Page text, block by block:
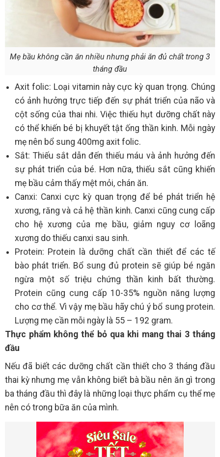
Mẹ bầu không cần ăn nhiều nhưng phải ăn đủ chất trong 3
tháng đầu
Axit folic: Loại vitamin này cực kỳ quan trọng. Chúng
có ảnh hưởng trực tiếp đến sự phát triển của não và
cột sống của thai nhi. Việc thiếu hụt dưỡng chất này
có thể khiến bé bị khuyết tật ống thần kinh. Mỗi ngày
mẹ nên bổ sung 400mg axit folic.
Sắt: Thiếu sắt dẫn đến thiếu máu và ảnh hưởng đến
sự phát triển của bé. Hơn nữa, thiếu sắt cũng khiến
mẹ bầu cảm thấy mệt mỏi, chán ăn.
Canxi: Canxi cực kỳ quan trọng để bé phát triển hệ
xương, răng và cả hệ thần kinh. Canxi cũng cung cấp
cho hệ xương của mẹ bầu, giảm nguy cơ loãng
xương do thiếu canxi sau sinh.
Protein: Protein là dưỡng chất cần thiết để các tế
bào phát triển. Bổ sung đủ protein sẽ giúp bé ngăn
ngừa một số triệu chứng thần kinh bất thường.
Protein cũng cung cấp 10-35% nguồn năng lượng
cho cơ thể. Vì vậy mẹ bầu hãy chú ý bổ sung protein.
Lượng mẹ cần mỗi ngày là 55 – 192 gram.
Thực phẩm không thể bỏ qua khi mang thai 3 tháng
đầu
Nếu đã biết các dưỡng chất cần thiết cho 3 tháng đầu
thai kỳ nhưng mẹ vẫn không biết bà bầu nên ăn gì trong
ba tháng đầu thì đây là những loại thực phẩm cụ thể mẹ
nên có trong bữa ăn của mình.